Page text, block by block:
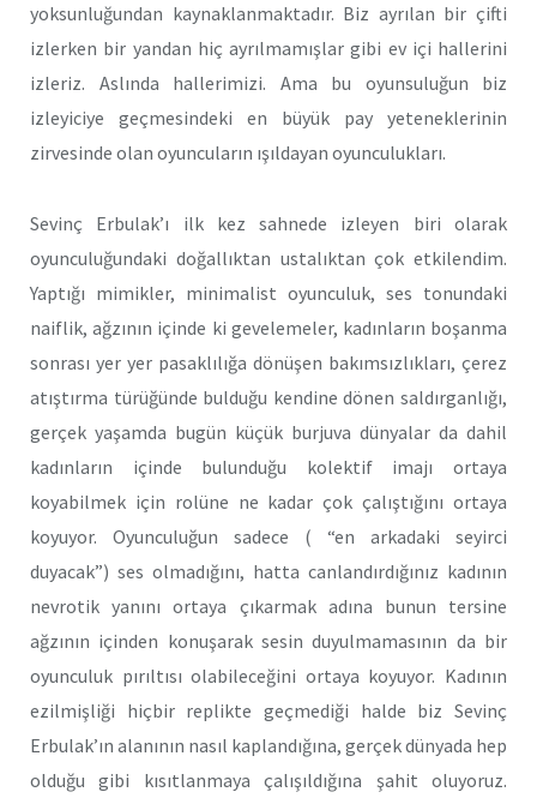
yoksunluğundan kaynaklanmaktadır. Biz ayrılan bir çifti
izlerken bir yandan hiç ayrılmamışlar gibi ev içi hallerini
izleriz. Aslında hallerimizi. Ama bu oyunsuluğun biz
izleyiciye geçmesindeki en büyük pay yeteneklerinin
zirvesinde olan oyuncuların ışıldayan oyunculukları.
Sevinç Erbulak’ı ilk kez sahnede izleyen biri olarak
oyunculuğundaki doğallıktan ustalıktan çok etkilendim.
Yaptığı mimikler, minimalist oyunculuk, ses tonundaki
naiflik, ağzının içinde ki gevelemeler, kadınların boşanma
sonrası yer yer pasaklılığa dönüşen bakımsızlıkları, çerez
atıştırma türüğünde bulduğu kendine dönen saldırganlığı,
gerçek yaşamda bugün küçük burjuva dünyalar da dahil
kadınların içinde bulunduğu kolektif imajı ortaya
koyabilmek için rolüne ne kadar çok çalıştığını ortaya
koyuyor. Oyunculuğun sadece ( “en arkadaki seyirci
duyacak”) ses olmadığını, hatta canlandırdığınız kadının
nevrotik yanını ortaya çıkarmak adına bunun tersine
ağzının içinden konuşarak sesin duyulmamasının da bir
oyunculuk pırıltısı olabileceğini ortaya koyuyor. Kadının
ezilmişliği hiçbir replikte geçmediği halde biz Sevinç
Erbulak’ın alanının nasıl kaplandığına, gerçek dünyada hep
olduğu gibi kısıtlanmaya çalışıldığına şahit oluyoruz.